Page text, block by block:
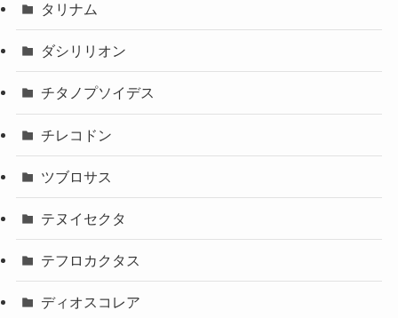
タリナム
ダシリリオン
チタノプソイデス
チレコドン
ツブロサス
テヌイセクタ
テフロカクタス
ディオスコレア